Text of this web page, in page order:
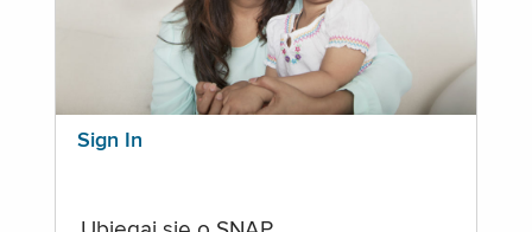
Sign In